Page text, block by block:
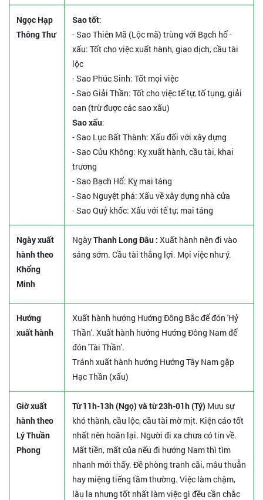
Ngọc Hạp
Thông Thư
Sao tốt:
- Sao Thiên Mã (Lộc mã) trùng với Bạch hổ -
xấu: Tốt cho việc xuất hành, giao dịch, cầu tài
lộc
- Sao Phúc Sinh: Tốt mọi việc
- Sao Giải Thần: Tốt cho việc tế tự, tố tụng, giải
oan (trừ được các sao xấu)
Sao xấu:
- Sao Lục Bất Thành: Xấu đối với xây dựng
- Sao Cửu Không: Kỵ xuất hành, cầu tài, khai
trương
- Sao Bạch Hổ: Kỵ mai táng
- Sao Nguyệt phá: Xấu về xây dựng nhà cửa
- Sao Quỷ khốc: Xấu với tế tự, mai táng
Ngày xuất
hành theo
Khổng
Minh
NgàyThanh Long Đâu : Xuất hành nên đi vào
sáng sớm. Cầu tài thắng lợi. Mọi việc như ý.
Hướng
xuất hành
Xuất hành hướng Hướng Đông Bắc để đón 'Hỷ
Thần'. Xuất hành hướng Hướng Đông Nam để
đón 'Tài Thần'.
Tránh xuất hành hướng Hướng Tây Nam gặp
Hạc Thần (xấu)
Giờ xuất
hành theo
Lý Thuần
Phong
Từ 11h-13h (Ngọ) và từ 23h-01h (Tý) Mưu sự
khó thành, cầu lộc, cầu tài mờ mịt. Kiện cáo tốt
nhất nên hoãn lại. Người đi xa chưa có tin về.
Mất tiền, mất của nếu đi hướng Nam thì tìm
nhanh mới thấy. Đề phòng tranh cãi, mâu thuẫn
hay miệng tiếng tầm thường. Việc làm chậm,
lâu la nhưng tốt nhất làm việc gì đều cần chắc